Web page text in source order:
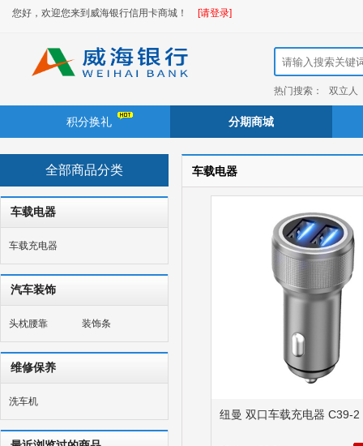
您好，欢迎您来到威海银行信用卡商城！ [请登录]
热门搜索： 双立人
积分换礼 分期商城
全部商品分类
车载电器
车载充电器
汽车装饰
头枕腰靠 装饰条
维修保养
洗车机
车载电器
纽曼 双口车载充电器 C39-2